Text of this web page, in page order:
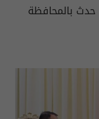
بالمحافظة